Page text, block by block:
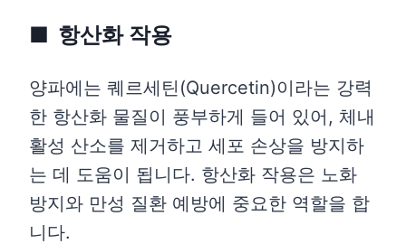
항산화 작용
양파에는 퀘르세틴(Quercetin)이라는 강력
한 항산화 물질이 풍부하게 들어 있어, 체내
활성 산소를 제거하고 세포 손상을 방지하
는 데 도움이 됩니다. 항산화 작용은 노화
방지와 만성 질환 예방에 중요한 역할을 합
니다.